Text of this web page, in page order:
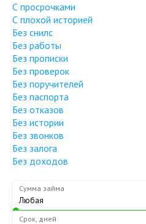
С просрочками
С плохой историей
Без снилс
Без работы
Без прописки
Без проверок
Без поручителей
Без паспорта
Без отказов
Без истории
Без звонков
Без залога
Без доходов
Сумма займа
Срок, дней